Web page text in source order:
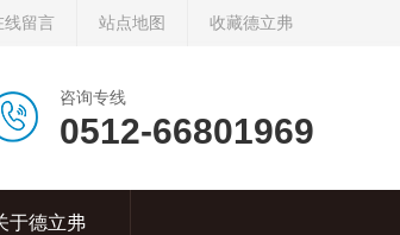
线留言 站点地图 收藏德立弗
咨询专线
0512-66801969
于德立弗